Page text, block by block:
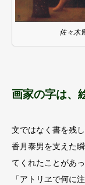
佐々木
画家の字は、
文ではなく書を残
香月泰男を支えた
てくれたことがあっ
「アトリヱで何に